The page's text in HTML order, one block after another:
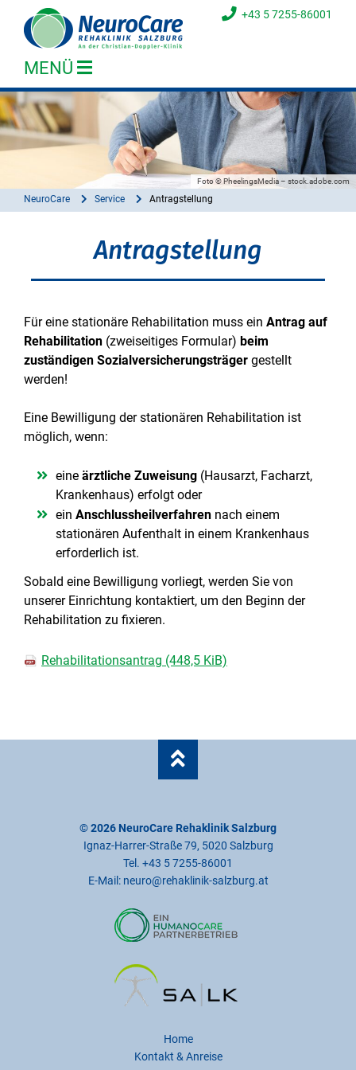
+43 5 7255-86001
MENÜ
Foto © PheelingsMedia – stock.adobe.com
NeuroCare Service Antragstellung
Antragstellung
Für eine stationäre Rehabilitation muss ein Antrag auf
Rehabilitation (zweiseitiges Formular) beim
zuständigen Sozialversicherungsträger gestellt
werden!
Eine Bewilligung der stationären Rehabilitation ist
möglich, wenn:
eine ärztliche Zuweisung (Hausarzt, Facharzt,
Krankenhaus) erfolgt oder
ein Anschlussheilverfahren nach einem
stationären Aufenthalt in einem Krankenhaus
erforderlich ist.
Sobald eine Bewilligung vorliegt, werden Sie von
unserer Einrichtung kontaktiert, um den Beginn der
Rehabilitation zu fixieren.
Rehabilitationsantrag (448,5 KiB)
© 2026 NeuroCare Rehaklinik Salzburg
Ignaz-Harrer-Straße 79, 5020 Salzburg
Tel. +43 5 7255-86001
E-Mail: neuro@rehaklinik-salzburg.at
Navigation
überspringen
Home
Kontakt & Anreise